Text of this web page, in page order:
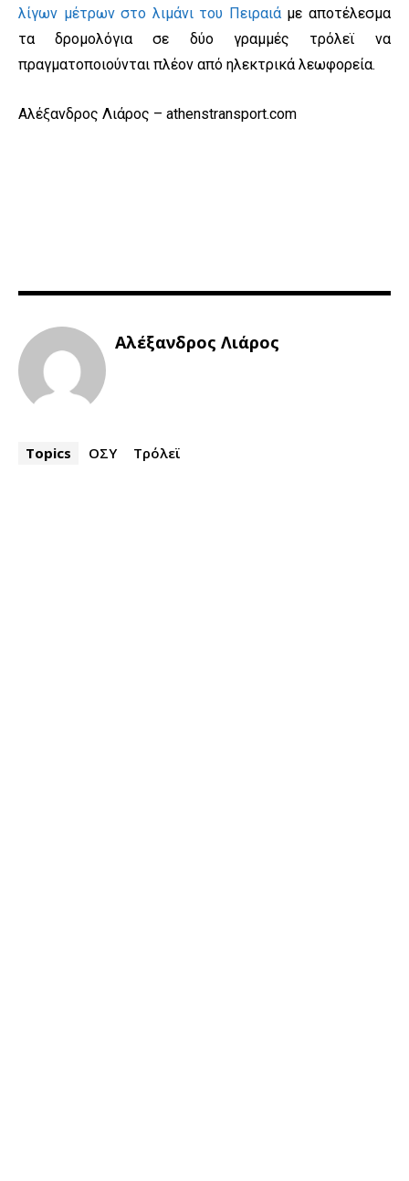
λίγων μέτρων στο λιμάνι του Πειραιάμε αποτέλεσμα
τα δρομολόγια σε δύο γραμμές τρόλεϊ να
πραγματοποιούνται πλέον από ηλεκτρικά λεωφορεία.
Αλέξανδρος Λιάρος – athenstransport.com
Αλέξανδρος Λιάρος
Topics ΟΣΥ Τρόλεϊ